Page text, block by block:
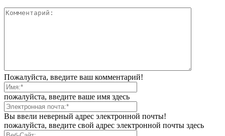
Пожалуйста, введите ваш комментарий!
пожалуйста, введите ваше имя здесь
Вы ввели неверный адрес электронной почты!
пожалуйста, введите свой адрес электронной почты здесь